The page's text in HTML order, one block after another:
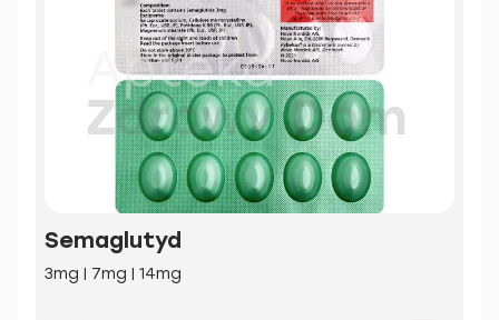
Semaglutyd
3mg | 7mg | 14mg